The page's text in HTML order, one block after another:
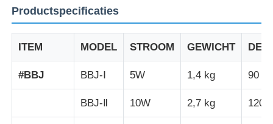
Productspecificaties
ITEM MODEL STROOM GEWICHT
#BBJ BBJ-Ⅰ 5W 1,4 kg 90
BBJ-Ⅱ 10W 2,7 kg